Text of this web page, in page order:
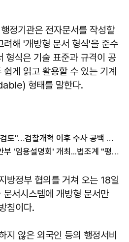
정기관은 전자문서를 작성할
해 '개방형 문서 형식'을 준수
형식은 기술 표준과 규격이 공
게 읽고 활용할 수 있는 기계
형태를 말한다.
행안부 "공중경 합수본 검토"…검찰개혁 이후 수사 공백 대응 나서
중수청 출범 앞두고 행안부 '임용설명회' 개최...법조계 "평검사들 전혀 관심 없어"
방정부 협의를 거쳐 오는 18일
문서시스템에 개방형 문서만
침이다.
지 않은 외국인 등의 행정서비